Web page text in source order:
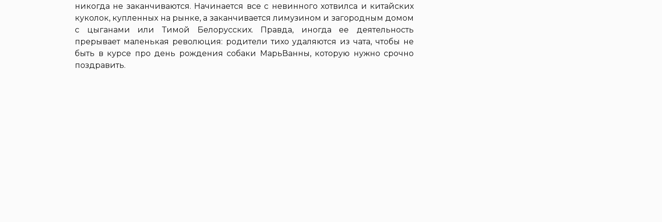
никогда не заканчиваются. Начинается все с невинного хотвилса и китайских
куколок, купленных на рынке, а заканчивается лимузином и загородным домом
с цыганами или Тимой Белорусских. Правда, иногда ее деятельность
прерывает маленькая революция: родители тихо удаляются из чата, чтобы не
быть в курсе про день рождения собаки МарьВанны, которую нужно срочно
поздравить.